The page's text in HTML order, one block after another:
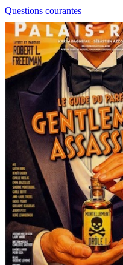
Questions courantes